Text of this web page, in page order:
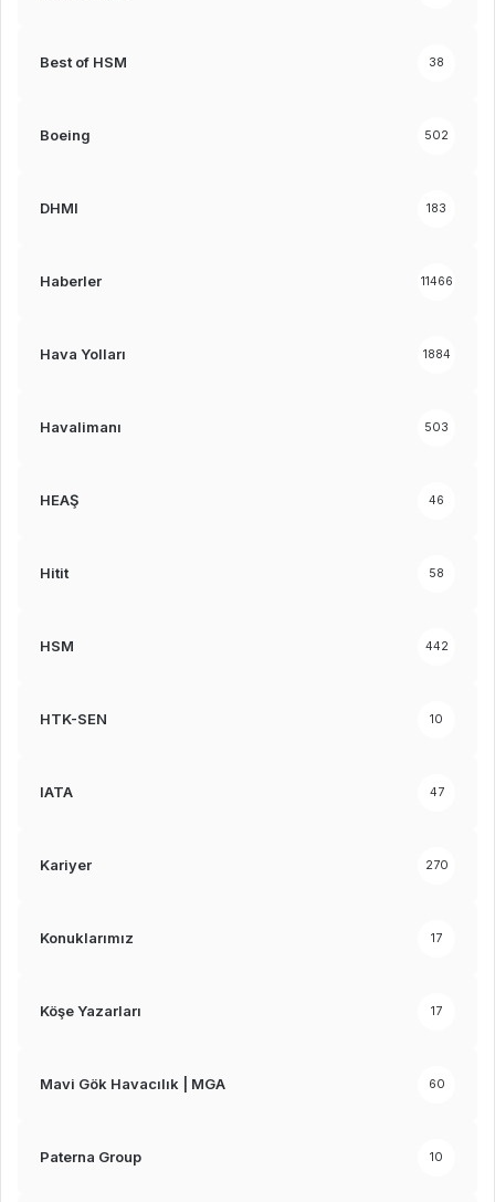
Best of HSM 38
Boeing 502
DHMI 183
Haberler 11466
Hava Yolları 1884
Havalimanı 503
HEAŞ 46
Hitit 58
HSM 442
HTK-SEN 10
IATA 47
Kariyer 270
Konuklarımız 17
Köşe Yazarları 17
Mavi Gök Havacılık | MGA 60
Paterna Group 10